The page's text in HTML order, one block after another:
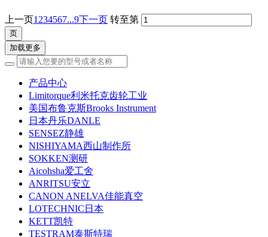
上一页1 234567...9下一页 转至第
加载更多
产品中心
Limitorque利米托克齿轮工业
美国布鲁克斯Brooks Instrument
日本丹乐DANLE
SENSEZ静雄
NISHIYAMA西山制作所
SOKKEN测研
Aicohsha爱工舍
ANRITSU安立
CANON ANELVA佳能真空
LOTECHNIC日本
KETT凯特
TESTRAM泰斯特瑞